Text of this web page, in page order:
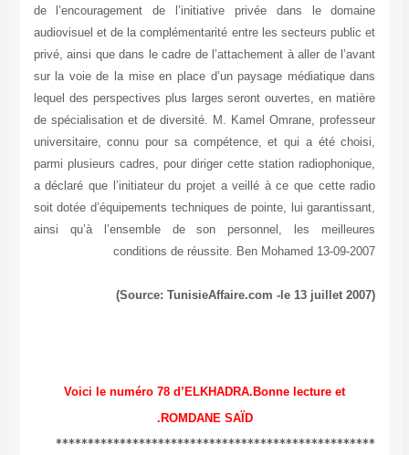
de l’encouragement de l’initiative privée dans le domaine
audiovisuel et de la complémentarité entre les secteurs public et
privé, ainsi que dans le cadre de l’attachement à aller de l’avant
sur la voie de la mise en place d’un paysage médiatique dans
lequel des perspectives plus larges seront ouvertes, en matière
de spécialisation et de diversité. M. Kamel Omrane, professeur
universitaire, connu pour sa compétence, et qui a été choisi,
parmi plusieurs cadres, pour diriger cette station radiophonique,
a déclaré que l’initiateur du projet a veillé à ce que cette radio
soit dotée d’équipements techniques de pointe, lui garantissant,
ainsi qu’à l’ensemble de son personnel, les meilleures
conditions de réussite. Ben Mohamed 13-09-2007
(Source: TunisieAffaire.com -le 13 juillet 2007)
Voici le numéro 78 d’ELKHADRA.Bonne lecture et
ROMDANE SAÏD.
**************************************************